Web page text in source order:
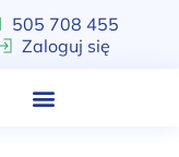
505 708 455
Zaloguj się